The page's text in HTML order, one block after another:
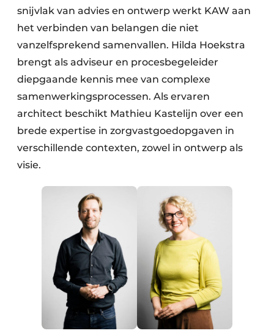
snijvlak van advies en ontwerp werkt KAW aan
het verbinden van belangen die niet
vanzelfsprekend samenvallen. Hilda Hoekstra
brengt als adviseur en procesbegeleider
diepgaande kennis mee van complexe
samenwerkingsprocessen. Als ervaren
architect beschikt Mathieu Kastelijn over een
brede expertise in zorgvastgoedopgaven in
verschillende contexten, zowel in ontwerp als
visie.